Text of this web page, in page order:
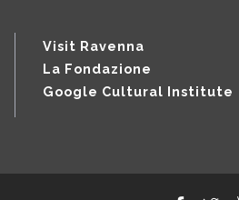
Visit Ravenna
La Fondazione
Google Cultural Institute